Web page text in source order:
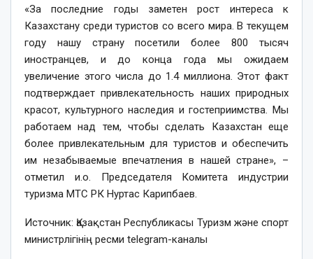
«За последние годы заметен рост интереса к
Казахстану среди туристов со всего мира. В текущем
году нашу страну посетили более 800 тысяч
иностранцев, и до конца года мы ожидаем
увеличение этого числа до 1.4 миллиона. Этот факт
подтверждает привлекательность наших природных
красот, культурного наследия и гостеприимства. Мы
работаем над тем, чтобы сделать Казахстан еще
более привлекательным для туристов и обеспечить
им незабываемые впечатления в нашей стране», –
отметил и.о. Председателя Комитета индустрии
туризма МТС РК Нуртас Карипбаев.
Источник: Қазақстан Республикасы Туризм жəне спорт
министрлігінің ресми telegram-каналы